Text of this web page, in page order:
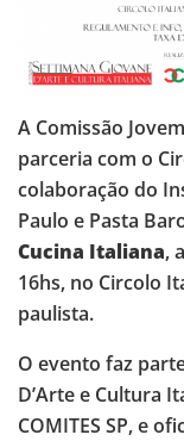
A Comissão
parceria com o
colaboração do
Paulo e Pasta
Cucina Italiana,
16hs, no Circolo
paulista.
O evento faz
D’Arte e Cultura
COMITES SP, e